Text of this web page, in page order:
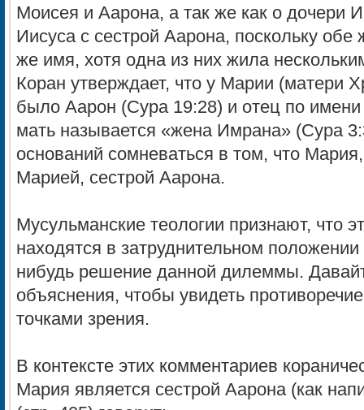
Моисея и Аарона, а так же как о дочери
Иисуса с сестрой Аарона, поскольку
же имя, хотя одна из них жила
Коран утверждает, что у Марии (матери
было Аарон (Сура 19:28) и отец по
мать называется «жена Имрана» (Сура
оснований сомневаться в том, что
Марией, сестрой Аарона.
Мусульманские теологии признают, что
находятся в затруднительном
нибудь решение данной дилеммы.
объяснения, чтобы увидеть
точками зрения.
В контексте этих комментариев
Мария является сестрой Аарона (как